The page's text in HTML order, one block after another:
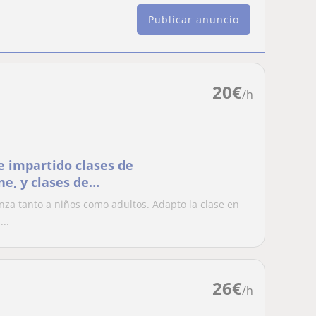
Publicar anuncio
20€/h
impartido clases de
tanto a niños como adultos. Adapto la clase en
26€/h